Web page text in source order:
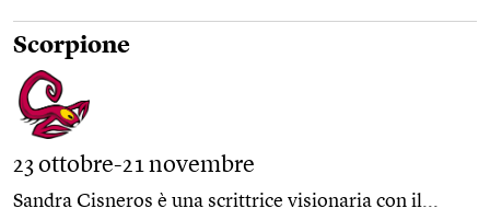
Scorpione
23 ottobre-21 novembre
Sandra Cisneros è una scrittrice visionaria con il...